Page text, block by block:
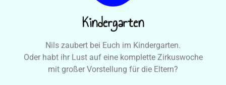
Kindergarten
Nils zaubert bei Euch im Kindergarten.
Oder habt ihr Lust auf eine komplette Zirkuswoche
mit großer Vorstellung für die Eltern?